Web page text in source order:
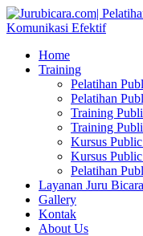
Home
Training
Pelatihan
Pelatihan
Training
Training
Kursus
Kursus
Pelatihan
Layanan Juru Bicara
Gallery
Kontak
About Us